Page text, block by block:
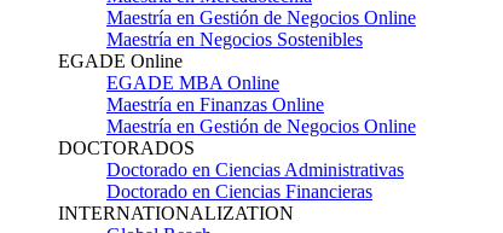
Maestría en Gestión de Negocios Online
Maestría en Negocios Sostenibles
EGADE Online
EGADE MBA Online
Maestría en Finanzas Online
Maestría en Gestión de Negocios Online
DOCTORADOS
Doctorado en Ciencias Administrativas
Doctorado en Ciencias Financieras
INTERNATIONALIZATION